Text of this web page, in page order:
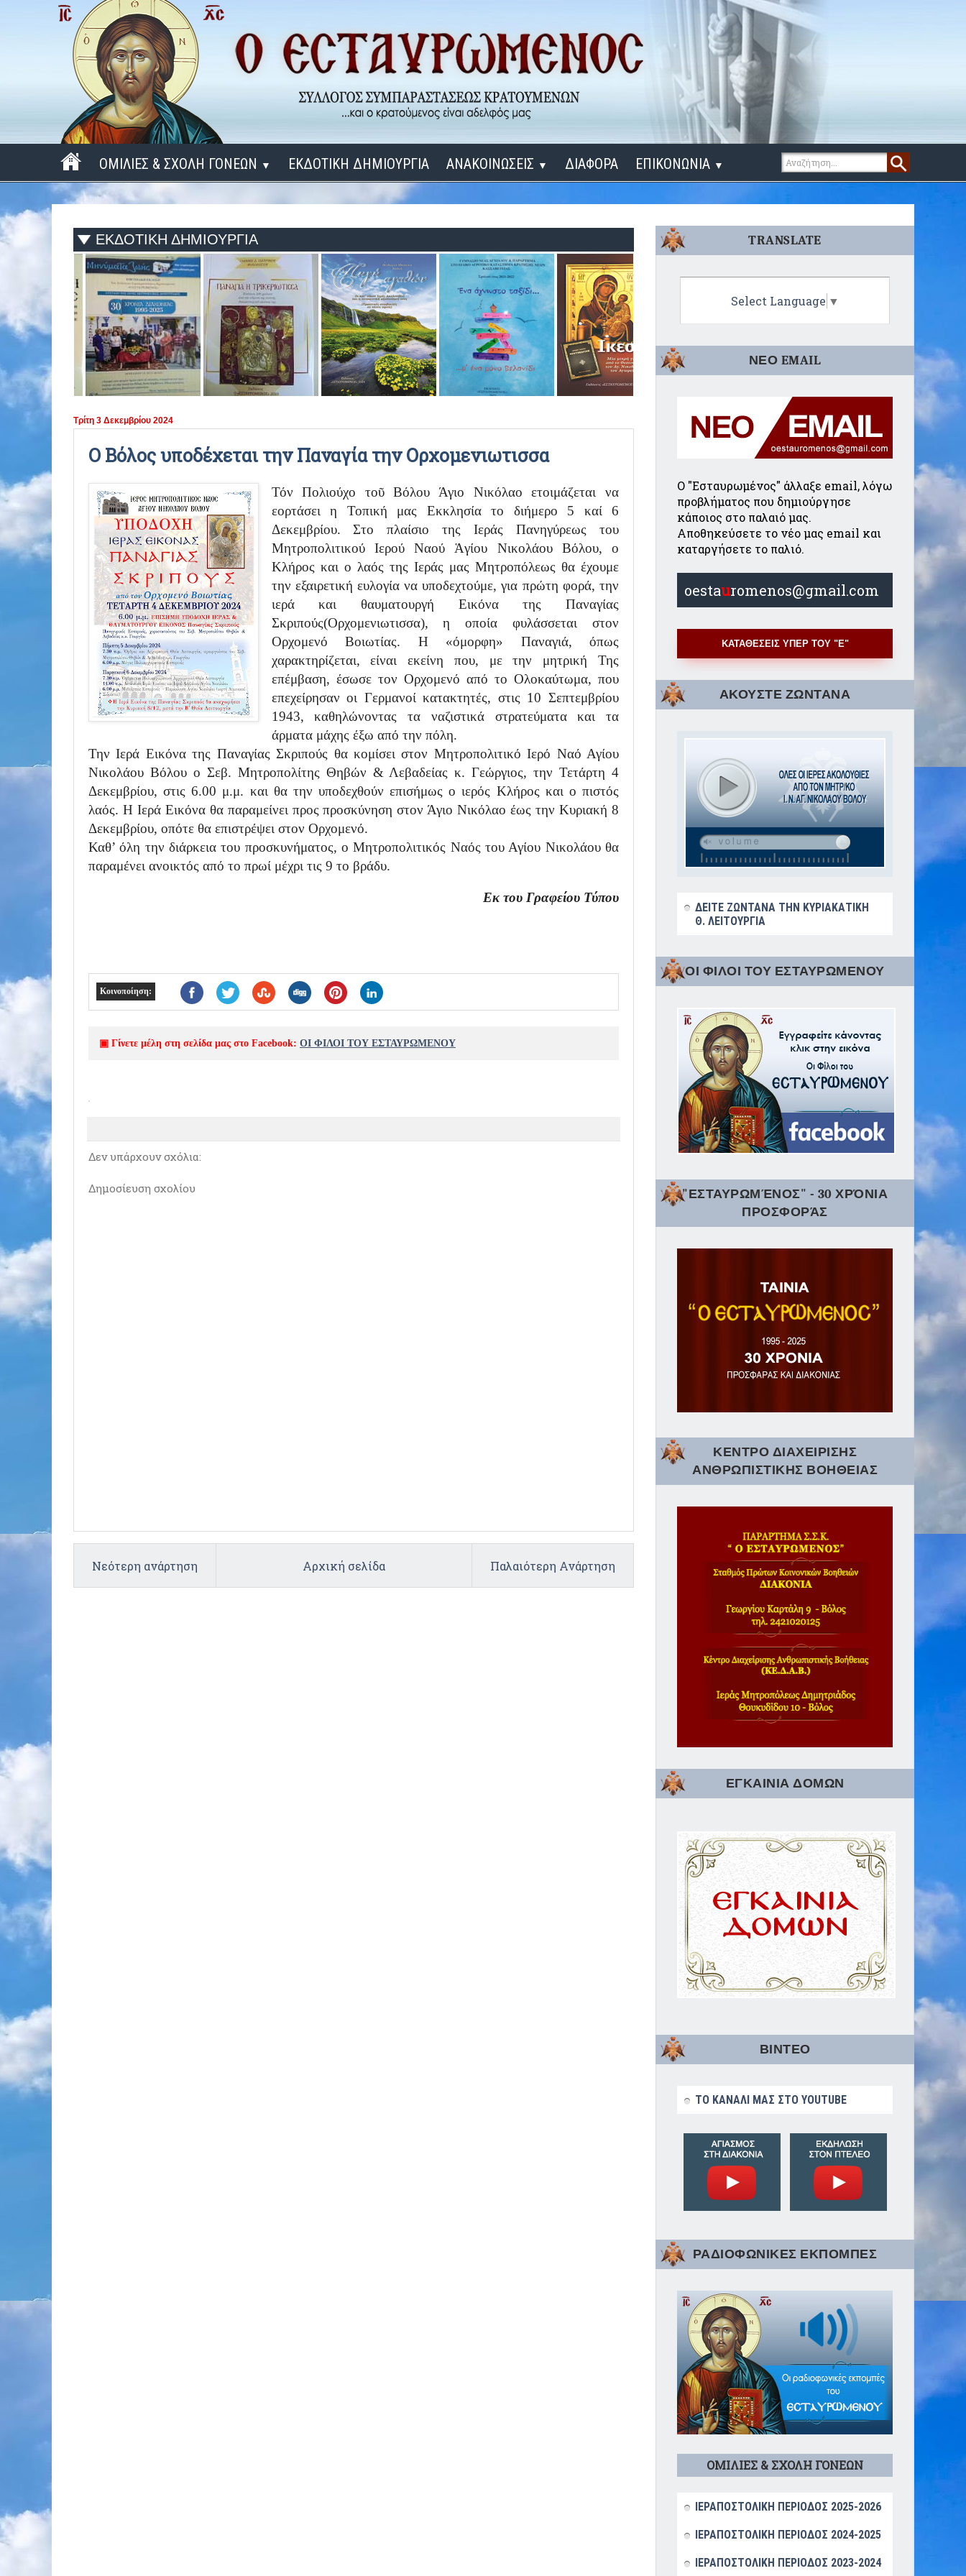
ΟΜΙΛΙΕΣ & ΣΧΟΛΗ ΓΟΝΕΩΝ ▼
ΠΕΡΙΟΔΟΣ 2025 - 2026
ΠΕΡΙΟΔΟΣ 2024 - 2025
ΠΕΡΙΟΔΟΣ 2023 - 2024
ΠΕΡΙΟΔΟΣ 2022 - 2023
ΠΕΡΙΟΔΟΣ 2021 - 2022
ΠΕΡΙΟΔΟΣ 2020 - 2021
ΠΕΡΙΟΔΟΣ 2016 - 2017
ΠΕΡΙΟΔΟΣ 2015 - 2016
ΠΕΡΙΟΔΟΣ 2014 - 2015
ΕΚΔΟΤΙΚΗ ΔΗΜΙΟΥΡΓΙΑ ΑΝΑΚΟΙΝΩΣΕΙΣ ▼
ΔΙΔΑΞΟΝ ΜΕ, ΚΥΡΙΕ
ΓΙΑ ΤΟΥΣ ΜΙΚΡΟΥΣ ΜΑΣ ΦΙΛΟΥΣ
ΡΑΔΙΟΦΩΝΙΚΕΣ ΕΚΠΟΜΠΕΣ
ΒΙΝΤΕΟ
ΔΙΑΦΟΡΑ ΕΠΙΚΟΝΩΝΙΑ ▼
ΕΚΔΟΤΙΚΗ ΔΗΜΙΟΥΡΓΙΑ
Τρίτη 3 Δεκεμβρίου 2024
Ο Βόλος υποδέχεται την Παναγία την Ορχομενιωτισσα
Τόν Πολιούχο τοῦ Βόλου Άγιο Νικόλαο ετοιμάζεται να
εορτάσει η Τοπική μας Εκκλησία το διήμερο 5 καί 6
Δεκεμβρίου. Στο πλαίσιο της Ιεράς Πανηγύρεως του
Μητροπολιτικού Ιερού Ναού Ἁγίου Νικολάου Βόλου, ο
Κλήρος και ο λαός της Ιεράς μας Μητροπόλεως θα έχουμε
την εξαιρετική ευλογία να υποδεχτούμε, για πρώτη φορά, την
ιερά και θαυματουργή Εικόνα της Παναγίας
Σκριπούς(Ορχομενιωτισσα), η οποία φυλάσσεται στον
Ορχομενό Βοιωτίας. Η «όμορφη» Παναγιά, όπως
χαρακτηρίζεται, είναι εκείνη που, με την μητρική Της
επέμβαση, έσωσε τον Ορχομενό από το Ολοκαύτωμα, που
επεχείρησαν οι Γερμανοί κατακτητές, στις 10 Σεπτεμβρίου
1943, καθηλώνοντας τα ναζιστικά στρατεύματα και τα
άρματα μάχης έξω από την πόλη.
Την Ιερά Εικόνα της Παναγίας Σκριπούς θα κομίσει στον Μητροπολιτικό Ιερό Ναό Αγίου
Νικολάου Βόλου ο Σεβ. Μητροπολίτης Θηβών & Λεβαδείας κ. Γεώργιος, την Τετάρτη 4
Δεκεμβρίου, στις 6.00 μ.μ. και θα την υποδεχθούν επισήμως ο ιερός Κλήρος και ο πιστός
λαός. Η Ιερά Εικόνα θα παραμείνει προς προσκύνηση στον Άγιο Νικόλαο έως την Κυριακή 8
Δεκεμβρίου, οπότε θα επιστρέψει στον Ορχομενό.
Καθ’ όλη την διάρκεια του προσκυνήματος, ο Μητροπολιτικός Ναός του Αγίου Νικολάου θα
παραμένει ανοικτός από το πρωί μέχρι τις 9 το βράδυ.
Εκ του Γραφείου Τύπου
Κοινοποίηση:
▣ Γίνετε μέλη στη σελίδα μας στο Facebook: ΟΙ ΦΙΛΟΙ ΤΟΥ ΕΣΤΑΥΡΩΜΕΝΟΥ
Δεν υπάρχουν σχόλια:
Δημοσίευση σχολίου
Νεότερη ανάρτηση Παλαιότερη Ανάρτηση
Αρχική σελίδα
TRANSLATE
Select Language ▼
ΝΕΟ EMAIL
Ο "Εσταυρωμένος" άλλαξε email, λόγω
προβλήματος που δημιούργησε
κάποιος στο παλαιό μας.
Αποθηκεύσετε το νέο μας email και
καταργήσετε το παλιό.
oestauromenos@gmail.com
ΚΑΤΑΘΕΣΕΙΣ ΥΠΕΡ ΤΟΥ "Ε"
ΑΚΟΥΣΤΕ ΖΩΝΤΑΝΑ
ΔΕΙΤΕ ΖΩΝΤΑΝΑ ΤΗΝ ΚΥΡΙΑΚΑΤΙΚΗ
Θ. ΛΕΙΤΟΥΡΓΙΑ
ΟΙ ΦΙΛΟΙ ΤΟΥ ΕΣΤΑΥΡΩΜΕΝΟΥ
"ΕΣΤΑΥΡΩΜΈΝΟΣ" - 30 ΧΡΌΝΙΑ
ΠΡΟΣΦΟΡΆΣ
ΚΕΝΤΡΟ ΔΙΑΧΕΙΡΙΣΗΣ
ΑΝΘΡΩΠΙΣΤΙΚΗΣ ΒΟΗΘΕΙΑΣ
ΕΓΚΑΙΝΙΑ ΔΟΜΩΝ
ΒΙΝΤΕΟ
ΤΟ ΚΑΝΑΛΙ ΜΑΣ ΣΤΟ YOUTUBE
ΡΑΔΙΟΦΩΝΙΚΕΣ ΕΚΠΟΜΠΕΣ
ΟΜΙΛΙΕΣ & ΣΧΟΛΗ ΓΟΝΕΩΝ
ΙΕΡΑΠΟΣΤΟΛΙΚΗ ΠΕΡΙΟΔΟΣ 2025-2026
ΙΕΡΑΠΟΣΤΟΛΙΚΗ ΠΕΡΙΟΔΟΣ 2024-2025
ΙΕΡΑΠΟΣΤΟΛΙΚΗ ΠΕΡΙΟΔΟΣ 2023-2024